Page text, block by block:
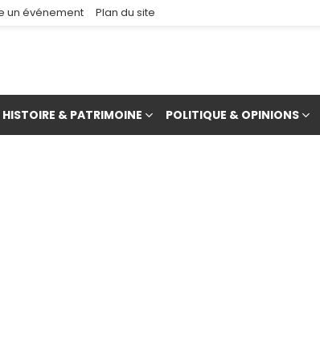
un événement Plan du site
HISTOIRE & PATRIMOINE POLITIQUE & OPINIONS